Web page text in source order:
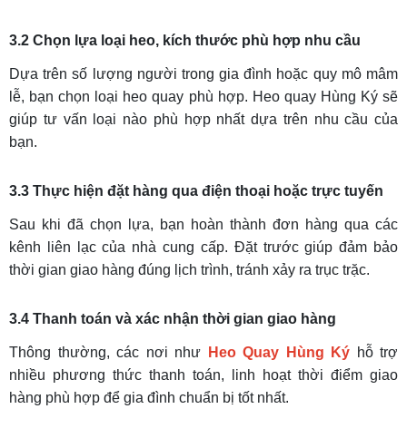
3.2 Chọn lựa loại heo, kích thước phù hợp nhu cầu
Dựa trên số lượng người trong gia đình hoặc quy mô mâm
lễ, bạn chọn loại heo quay phù hợp. Heo quay Hùng Ký sẽ
giúp tư vấn loại nào phù hợp nhất dựa trên nhu cầu của
bạn.
3.3 Thực hiện đặt hàng qua điện thoại hoặc trực tuyến
Sau khi đã chọn lựa, bạn hoàn thành đơn hàng qua các
kênh liên lạc của nhà cung cấp. Đặt trước giúp đảm bảo
thời gian giao hàng đúng lịch trình, tránh xảy ra trục trặc.
3.4 Thanh toán và xác nhận thời gian giao hàng
Thông thường, các nơi như Heo Quay Hùng Ký hỗ trợ
nhiều phương thức thanh toán, linh hoạt thời điểm giao
hàng phù hợp để gia đình chuẩn bị tốt nhất.